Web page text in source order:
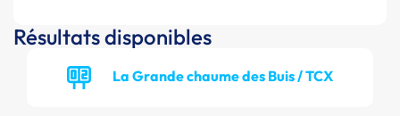
Résultats disponibles
La Grande chaume des Buis / TCX